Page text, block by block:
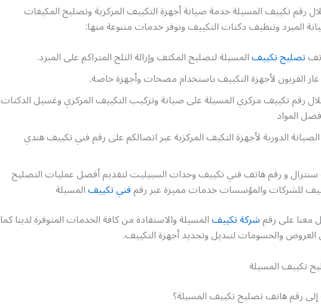
رقم تكييف المسيلة خدمة صيانة أجهزة التكييف المركزية وتصليح المكيفات
المبرد وتنظيف دكتات التكييف ونوفر خدمات متنوعة منها:
تصليح تكييفالمسيلة لتصليح المكثف وإزالة الثلج المتراكم على المبرد.
الفريون لأجهزة التكييف باستخدام مضخات وأجهزة خاصة.
رقم تكييف مركزي المسيلة على صيانة وتركيب التكييف المركزي وغسيل الدكتات
المواد
الدورية لأجهزة التكيف المركزية عبر اتصالكم على رقم فني تكييف هندي
و رقم هاتف فني تكييف وحدات السبيليت لتقديم أفضل عمليات التصليح
للشركات والمؤسسات خدمات مميزة عبر رقمفني تكييفالمسيلة
معنا على رقمشركة تكييفالمسيلة والاستفادة من كافة الخدمات المتوفرة لدينا كما
والحسومات لتبديل وتجديد أجهزة التكييف.
تكييف المسيلة
رقم هاتف تصليح تكييف المسيلة؟